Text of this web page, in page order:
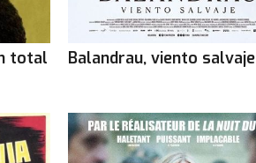
total
Balandrau, viento salvaje